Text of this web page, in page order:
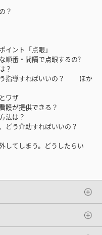
？
ント「点眼」
順番・間隔で点眼するの?
？
う指導すればいいの？ ほか
ワザ
護が提供できる？
法は？
どう介助すればいいの？
してしまう。どうしたらい